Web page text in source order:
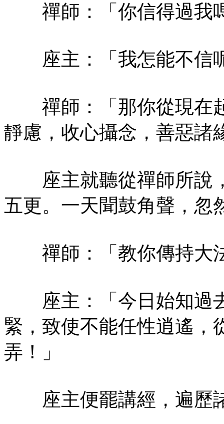
禪師：「你信得過我
座主：「我怎能不信
禪師：「那你從現在
靜慮，收心攝念，善惡諸
座主就聽從禪師所說
五更。一天聞鼓角聲，忽
禪師：「教你傳持大
座主：「今日始知過
緊，致使不能任性逍遙，
弄！」
座主便罷講經，遍歷